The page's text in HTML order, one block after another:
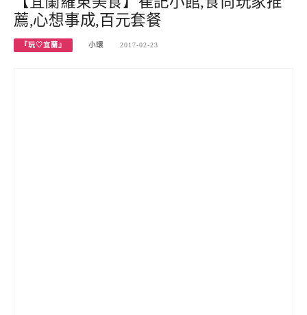
薦,心想事成,百元套餐
『玩♡宜蘭』 小環 2017-02-23